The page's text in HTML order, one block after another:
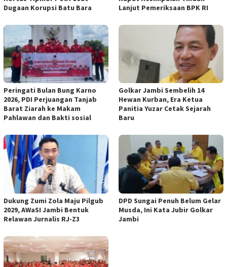
Dugaan Korupsi Batu Bara
Lanjut Pemeriksaan BPK RI
Peringati Bulan Bung Karno
2026, PDI Perjuangan Tanjab
Barat Ziarah ke Makam
Pahlawan dan Bakti sosial
Golkar Jambi Sembelih 14
Hewan Kurban, Era Ketua
Panitia Yuzar Cetak Sejarah
Baru
Dukung Zumi Zola Maju Pilgub
2029, AWaSI Jambi Bentuk
Relawan Jurnalis RJ-Z3
DPD Sungai Penuh Belum Gelar
Musda, Ini Kata Jubir Golkar
Jambi